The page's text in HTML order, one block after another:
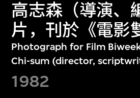
高志森（導演、
片，刊於《電影
Photograph for Film
Chi-sum (director,
1982